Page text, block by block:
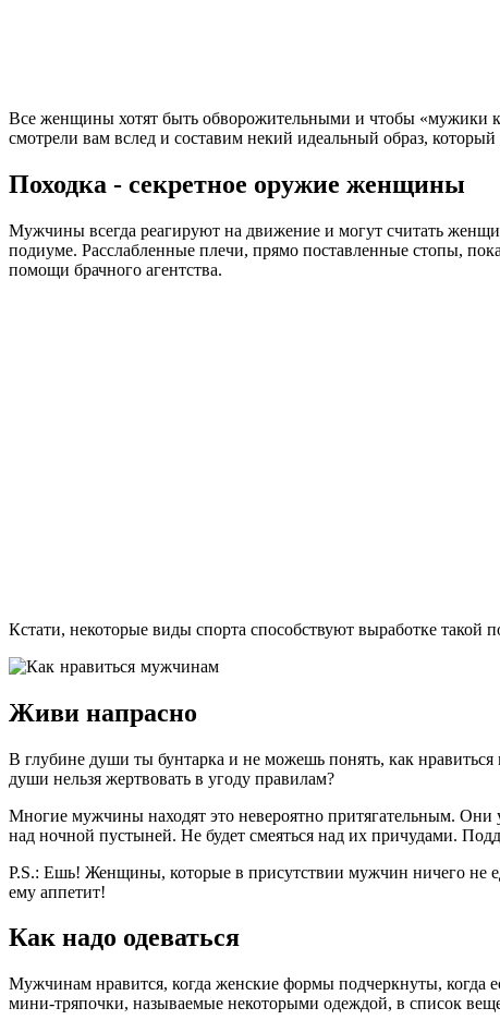
Все женщины хотят быть обворожительными и чтобы «мужики
смотрели вам вслед и составим некий идеальный образ,
Походка - секретное оружие женщины
Мужчины всегда реагируют на движение и могут считать
подиуме. Расслабленные плечи, прямо поставленные стопы,
помощи брачного агентства.
Кстати, некоторые виды спорта способствуют выработке
Живи напрасно
В глубине души ты бунтарка и не можешь понять, как
души нельзя жертвовать в угоду правилам?
Многие мужчины находят это невероятно притягательным. Они
над ночной пустыней. Не будет смеяться над их причудами.
Р.S.: Ешь! Женщины, которые в присутствии мужчин ничего не
ему аппетит!
Как надо одеваться
Мужчинам нравится, когда женские формы подчеркнуты, когда
мини-тряпочки, называемые некоторыми одеждой, в список